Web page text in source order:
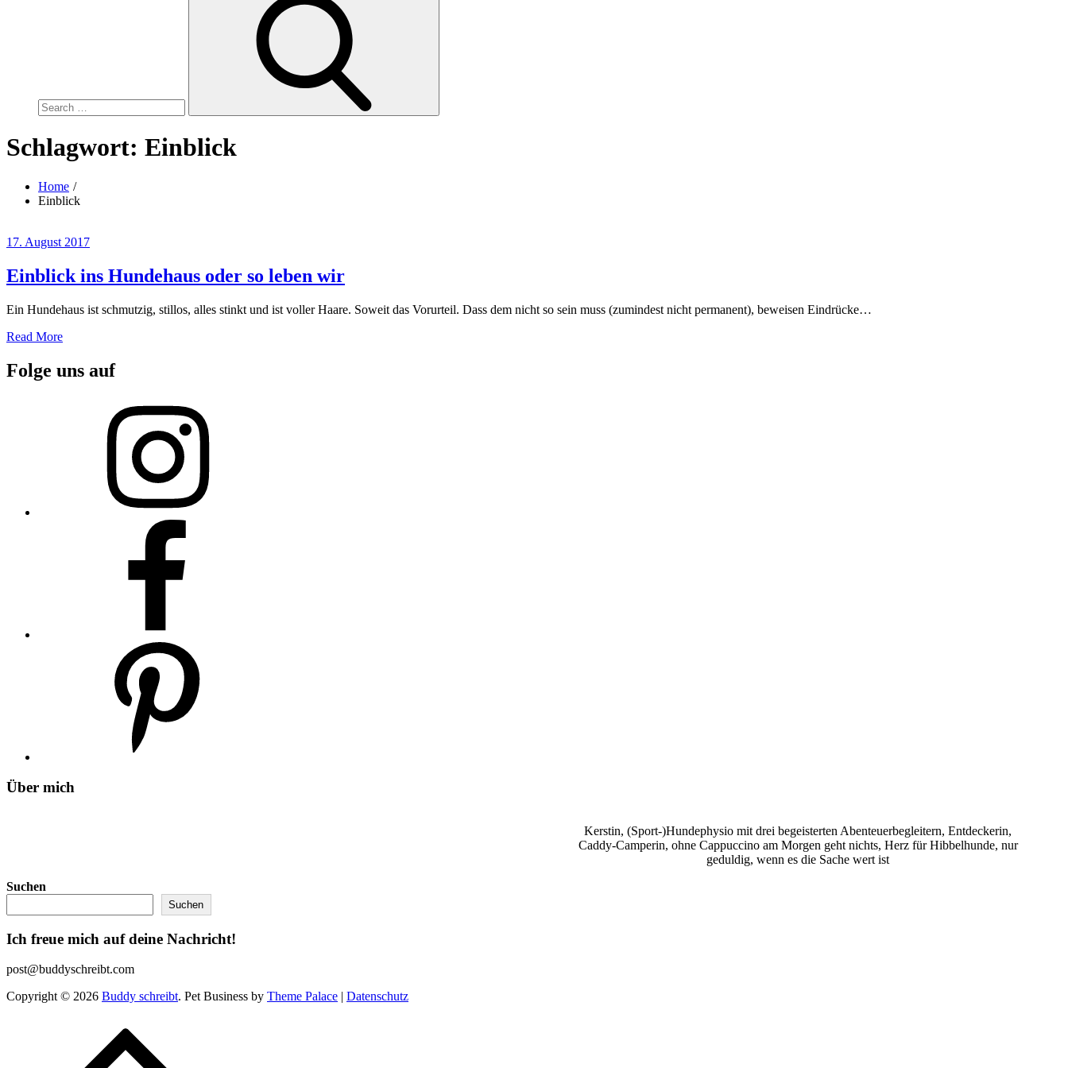
Schlagwort: Einblick
Home
Einblick
Posted
17. August 2017
Einblick ins Hundehaus oder so leben wir
Ein Hundehaus ist schmutzig, stillos, alles stinkt und ist voller Haare. Soweit das Vorurteil. Dass dem nicht so sein muss (zumindest nicht permanent), beweisen Eindrücke…
Read More
Folge uns auf
Über mich
Kerstin, (Sport-)Hundephysio mit drei begeisterten Abenteuerbegleitern, Entdeckerin,
Caddy-Camperin, ohne Cappuccino am Morgen geht nichts, Herz für Hibbelhunde, nur
geduldig, wenn es die Sache wert ist
Suchen
Suchen
Ich freue mich auf deine Nachricht!
post@buddyschreibt.com
Copyright © 2026 Buddy schreibt. Pet Business by Theme Palace | Datenschutz